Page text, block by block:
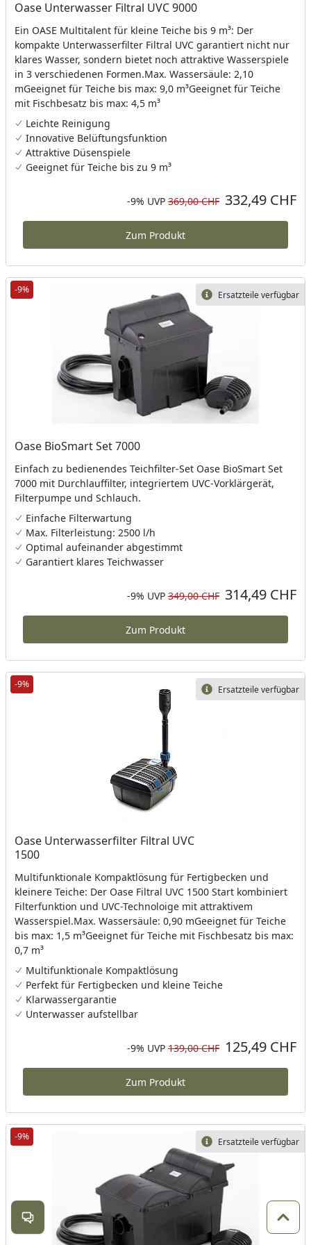
Oase Unterwasser Filtral UVC 9000
Ein OASE Multitalent für kleine Teiche bis 9 m³: Der
kompakte Unterwasserfilter Filtral UVC garantiert nicht nur
klares Wasser, sondern bietet noch attraktive Wasserspiele
in 3 verschiedenen Formen.Max. Wassersäule: 2,10
mGeeignet für Teiche bis max: 9,0 m³Geeignet für Teiche
mit Fischbesatz bis max: 4,5 m³
Leichte Reinigung
Innovative Belüftungsfunktion
Attraktive Düsenspiele
Geeignet für Teiche bis zu 9 m³
Rabatt in Prozent
-9%
Ursprünglicher Preis
UVP 369,00 CHF
Aktueller Preis 332,49 CHF
Zum Produkt
-9% Ersatzteile verfügbar
Oase BioSmart Set 7000
Einfach zu bedienendes Teichfilter-Set Oase BioSmart Set
7000 mit Durchlauffilter, integriertem UVC-Vorklärgerät,
Filterpumpe und Schlauch.
Einfache Filterwartung
Max. Filterleistung: 2500 l/h
Optimal aufeinander abgestimmt
Garantiert klares Teichwasser
Rabatt in Prozent
-9%
Ursprünglicher Preis
UVP 349,00 CHF
Aktueller Preis 314,49 CHF
Zum Produkt
-9% Ersatzteile verfügbar
Oase Unterwasserfilter Filtral UVC
1500
Multifunktionale Kompaktlösung für Fertigbecken und
kleinere Teiche: Der Oase Filtral UVC 1500 Start kombiniert
Filterfunktion und UVC-Technoloige mit attraktivem
Wasserspiel.Max. Wassersäule: 0,90 mGeeignet für Teiche
bis max: 1,5 m³Geeignet für Teiche mit Fischbesatz bis max:
0,7 m³
Multifunktionale Kompaktlösung
Perfekt für Fertigbecken und kleine Teiche
Klarwassergarantie
Unterwasser aufstellbar
Rabatt in Prozent
-9%
Ursprünglicher Preis
UVP 139,00 CHF
Aktueller Preis 125,49 CHF
Zum Produkt
-9% Ersatzteile verfügbar
Kontakt öffnen